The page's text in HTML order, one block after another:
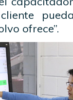
ofrece”.